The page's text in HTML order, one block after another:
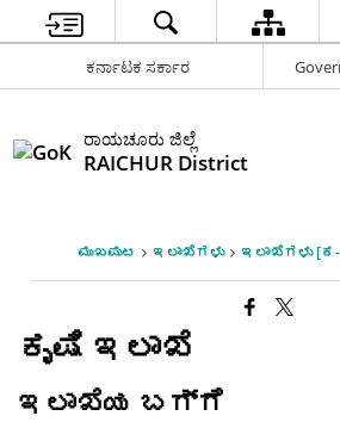
ಕರ್ನಾಟಕ ಸರ್ಕಾರ
ರಾಯಚೂರು ಜಿಲ್ಲೆ
RAICHUR District
ಮುಖಪುಟ ಇಲಾಖೆಗಳು ಇಲಾಖೆಗಳು [ಕ-
ಕೃಷಿ ಇಲಾಖೆ
ಇಲಾಖೆಯ ಬಗ್ಗೆ